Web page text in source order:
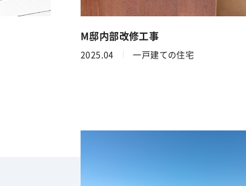
M邸内部改修工事
2025.04 一戸建ての住宅